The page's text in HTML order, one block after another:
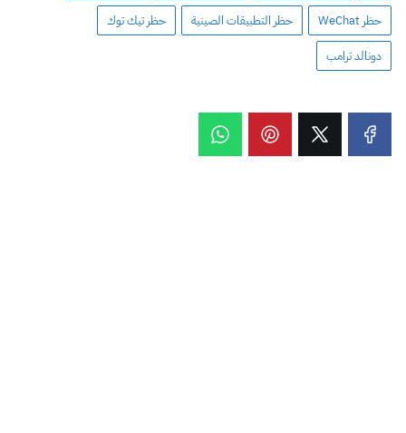
حظر WeChat حظر التطبيقات الصينية حظر تيك توك
دونالد ترامب